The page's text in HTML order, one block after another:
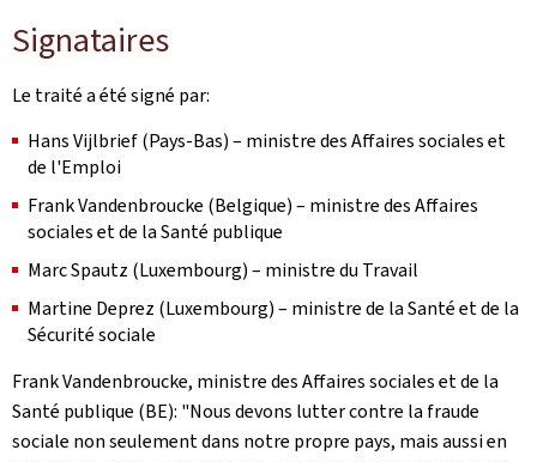
Signataires
Le traité a été signé par:
Hans Vijlbrief (Pays-Bas) – ministre des Affaires sociales et
de l'Emploi
Frank Vandenbroucke (Belgique) – ministre des Affaires
sociales et de la Santé publique
Marc Spautz (Luxembourg) – ministre du Travail
Martine Deprez (Luxembourg) – ministre de la Santé et de la
Sécurité sociale
Frank Vandenbroucke, ministre des Affaires sociales et de la
Santé publique (BE): "Nous devons lutter contre la fraude
sociale non seulement dans notre propre pays, mais aussi en